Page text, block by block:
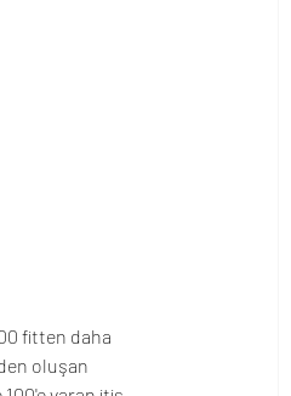
fitten daha
oluşan